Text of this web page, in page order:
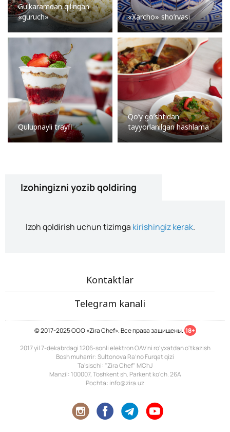
Gulkaramdan qilingan
«guruch»
«Xarcho» sho’rvasi
Qulupnayli trayfl
Qo’y go’shtidan
tayyorlanilgan hashlama
Izohingizni yozib qoldiring
Izoh qoldirish uchun tizimga kirishingiz kerak.
Kontaktlar
Telegram kanali
© 2017-2025 ООО «Zira Chef». Все права защищены. 18+
2017 yil 7-dekabrdagi 1206-sonli elektron OAV ni ro'yxatdan o'tkazish
Bosh muharrir: Sultonova Ra’no Furqat qizi
Ta'sischi: "Zira Chef" MChJ
Manzil: 100007, Toshkent sh. Parkent ko'ch. 26A
Pochta: info@zira.uz